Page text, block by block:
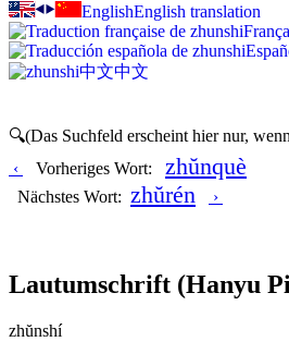
EnglishEnglish translation
中文中文
🔍(Das Suchfeld erscheint hier nur,
‹
Vorheriges Wort: zhŭnquè
Nächstes Wort: zhŭrén ›
Lautumschrift (Hanyu
zhŭnshí